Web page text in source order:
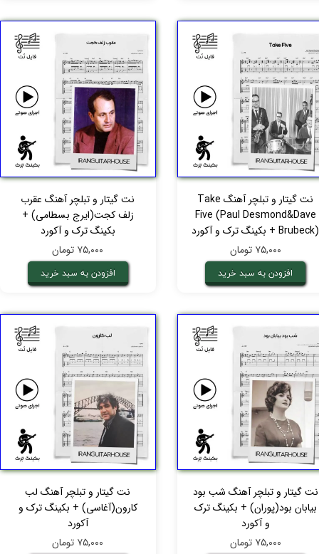
نت گیتار و تبلچر آهنگ Take
Five (Paul Desmond&Dave
Brubeck) + بکینگ ترک و آکورد
۷۵,۰۰۰ تومان
افزودن به سبد خرید
نت گیتار و تبلچر آهنگ عقرب
زلف کجت(ایرج بسطامی) +
بکینگ ترک و آکورد
۷۵,۰۰۰ تومان
افزودن به سبد خرید
نت گیتار و تبلچر آهنگ شب بود
بیابان بود(پوران) + بکینگ ترک
و آکورد
۷۵,۰۰۰ تومان
نت گیتار و تبلچر آهنگ لب
کارون(آغاسی) + بکینگ ترک و
آکورد
۷۵,۰۰۰ تومان